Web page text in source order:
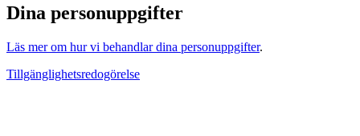
Dina personuppgifter
Läs mer om hur vi behandlar dina personuppgifter.
Tillgänglighetsredogörelse